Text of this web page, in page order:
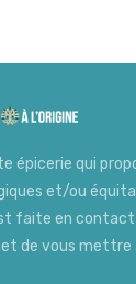
épicerie qui
et/ou
faite en
de vous mettre